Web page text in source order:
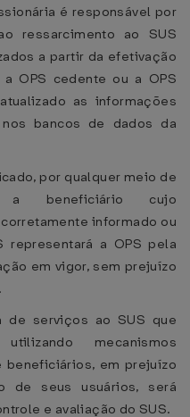
é responsável por
ressarcimento ao SUS
a partir da efetivação
OPS cedente ou a OPS
as informações
bancos de dados da
por qualquer meio de
a beneficiário cujo
informado ou
representará a OPS pela
em vigor, sem prejuízo
de serviços ao SUS que
mecanismos
em prejuízo
de seus usuários, será
e avaliação do SUS.